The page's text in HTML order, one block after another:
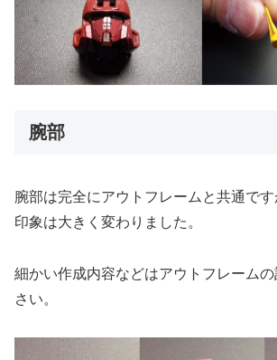
腕部
腕部は完全にアウトフレームと共通で
印象は大きく変わりました。
細かい作成内容などはアウトフレーム
さい。